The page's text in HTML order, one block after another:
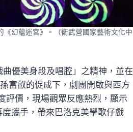
幻蘊迷宮》。（衛武營國家藝術文化中
優美身段及唱腔」之精神，並在
富叡的促成下，劇團開啟與西方
評價，現場觀眾反應熱烈，顯示
攜手，帶來巴洛克美學歌仔戲